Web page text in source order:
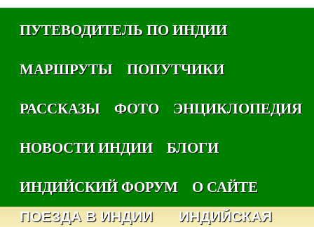
ПУТЕВОДИТЕЛЬ ПО ИНДИИ
МАРШРУТЫ
ПОПУТЧИКИ
РАССКАЗЫ
ФОТО
ЭНЦИКЛОПЕДИЯ
НОВОСТИ ИНДИИ
БЛОГИ
ИНДИЙСКИЙ ФОРУМ
О САЙТЕ
ПОЕЗДА В ИНДИИ
ИНДИЙСКАЯ